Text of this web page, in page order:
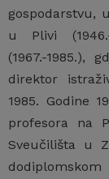
gospodarstvu,
u Plivi
(1967.-1985.),
direktor
1985. Godine
profesora na
Sveučilišta u